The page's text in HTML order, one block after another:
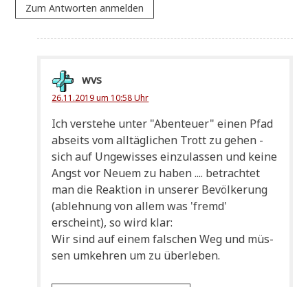
Zum Antworten anmelden
wvs
26.11.2019 um 10:58 Uhr
Ich ver­ste­he unter "Aben­teu­er" einen Pfad
abseits vom all­täg­li­chen Trott zu gehen -
sich auf Unge­wis­ses ein­zu­las­sen und kei­ne
Angst vor Neu­em zu haben .... betrach­tet
man die Reak­ti­on in unse­rer Bevöl­ke­rung
(ableh­nung von allem was 'fremd'
erscheint), so wird klar:
Wir sind auf einem fal­schen Weg und müs­
sen umkeh­ren um zu überleben.